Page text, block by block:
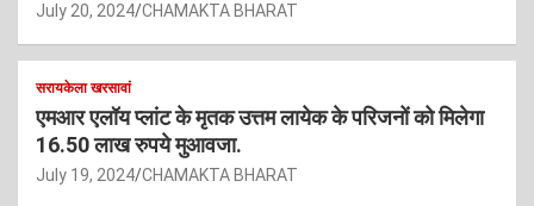
July 20, 2024 CHAMAKTA BHARAT
सरायकेला खरसावां
एमआर एलॉय प्लांट के मृतक उत्तम लायेक के परिजनों को मिलेगा
16.50 लाख रुपये मुआवजा.
July 19, 2024 CHAMAKTA BHARAT